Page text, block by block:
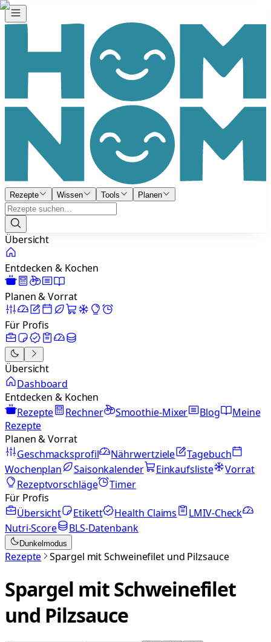
Rezepte Wissen Tools Planen
Übersicht
Entdecken & Kochen
Planen & Vorrat
Für Profis
Übersicht
Dashboard
Entdecken & Kochen
Rezepte
Rechner Smoothie-Mixer Blog
Meine
Rezepte
Planen & Vorrat
Geschmacksprofil
Nährwertziele
Tagebuch
Wochenplan
Saisonkalender Einkaufsliste
Vorrat
Rezeptvorschläge
Timer
Für Profis
Übersicht
Etikett Health Claims
LMIV-Check
Nutri-Score
BLS-Datenbank
Dunkelmodus
Rezepte Spargel mit Schweinefilet und Pilzsauce
Spargel mit Schweinefilet
und Pilzsauce